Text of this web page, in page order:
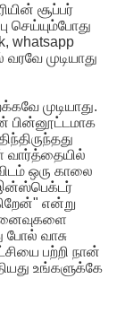
சூப்பர்
செய்யும்போது
whatsapp
முடியாது
முடியாது.
பின்னூட்டமாக
வார்த்தையில்
ஒரு காலை
இன்ஸ்பெக்டர்
என்று
போல் வாசு
பற்றி நான்
உங்களுக்கே